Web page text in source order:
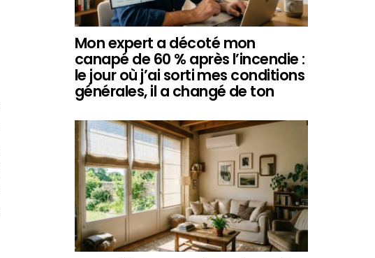
Mon expert a décoté mon
canapé de 60 % après l’incendie :
le jour où j’ai sorti mes conditions
générales, il a changé de ton